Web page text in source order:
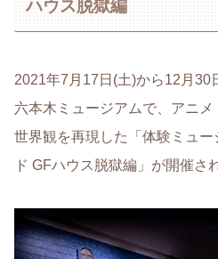
ハウス脱獄編
2021年7月17日(土)から12月30
六本木ミュージアムで、アニ
世界観を再現した「体験ミュ
ド GFハウス脱獄編」が開催さ